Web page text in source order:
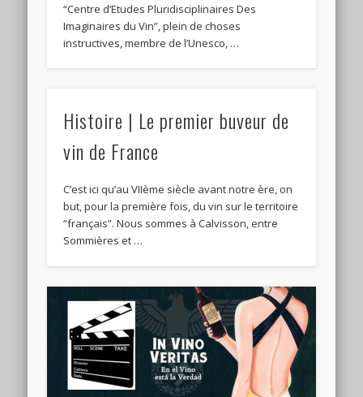
“Centre d’Etudes Pluridisciplinaires Des
Imaginaires du Vin”, plein de choses
instructives, membre de l’Unesco, …
Histoire | Le premier buveur de
vin de France
C’est ici qu’au VIIème siècle avant notre ère, on
but, pour la première fois, du vin sur le territoire
“français”. Nous sommes à Calvisson, entre
Sommières et …